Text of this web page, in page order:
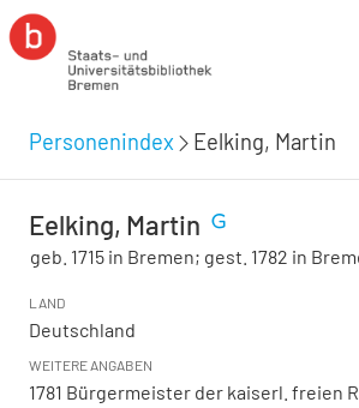
Personenindex Eelking, Martin
Eelking, Martin
geb. 1715 in Bremen; gest. 1782 in
LAND
Deutschland
WEITERE ANGABEN
1781 Bürgermeister der kaiserl. freien